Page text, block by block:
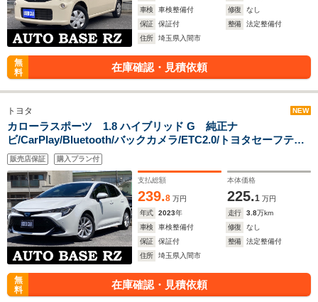
車検
車検整備付 修復
なし
保証
保証付 整備
法定整備付
住所
埼玉県入間市
無
料
在庫確認・見積依頼
トヨタ NEW
カローラスポーツ 1.8 ハイブリッド G 純正ナ
ビ/CarPlay/Bluetooth/バックカメラ/ETC2.0/トヨタセーフティ
センス/USBポート/スマートキー/電子パーキング/LEDヘッドラ
イト/オートクルーズ/ステアイングスイッチ/純正16AW/禁煙車/
革巻きステアリング
販売店保証 購入プラン付
支払総額
239.8 万円
本体価格
225.1 万円
年式
2023年 走行 3.8万km
車検
車検整備付 修復
なし
保証
保証付 整備
法定整備付
住所
埼玉県入間市
無
料
在庫確認・見積依頼